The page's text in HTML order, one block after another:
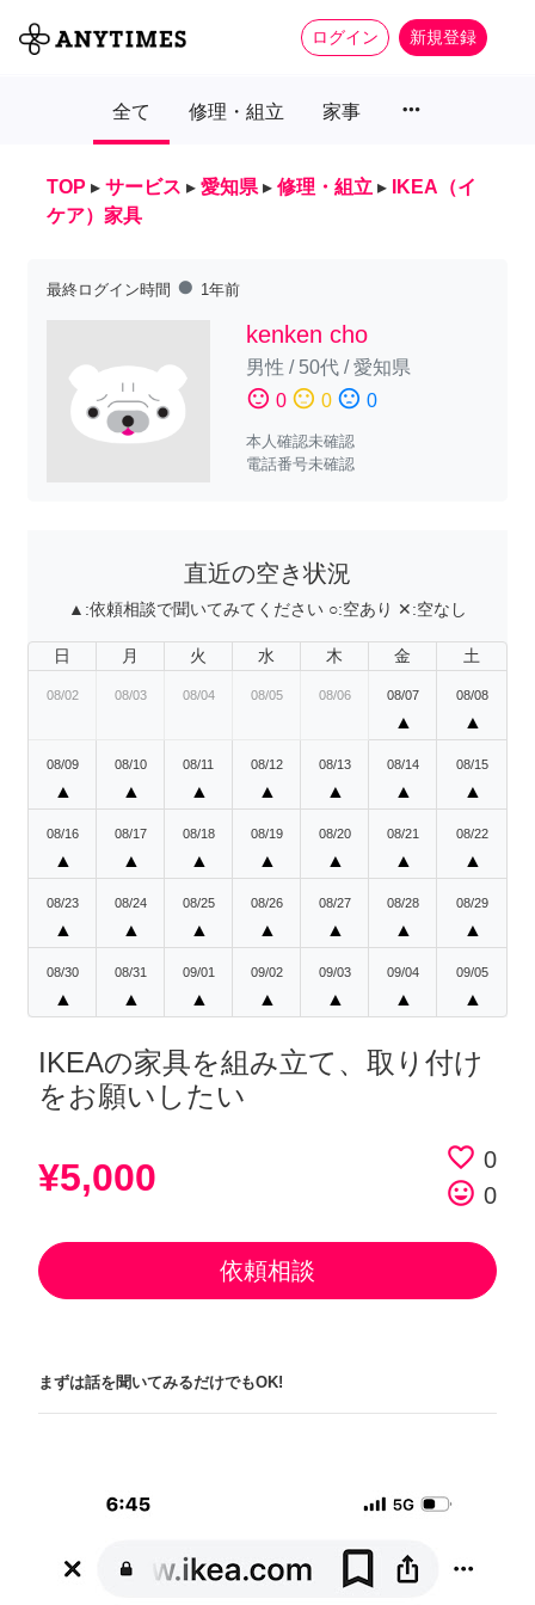
ログイン 新規登録
全て 修理・組立 家事 more_horiz
TOP ▸ サービス ▸ 愛知県 ▸ 修理・組立 ▸
IKEA（イ
ケア）家具
最終ログイン時間 fiber_manual_record 1年前
kenken cho
男性 / 50代/愛知県
sentiment_satisfied 0 sentiment_neutral 0 sentiment_dissatisfied 0
本人確認未確認
電話番号未確認
直近の空き状況
▲:依頼相談で聞いてみてください ○:空あり ✕:空なし
日 月 火 水 木 金 土
08/02 08/03 08/04 08/05 08/06 08/07
▲
08/08
▲
08/09
▲
08/10
▲
08/11
▲
08/12
▲
08/13
▲
08/14
▲
08/15
▲
08/16
▲
08/17
▲
08/18
▲
08/19
▲
08/20
▲
08/21
▲
08/22
▲
08/23
▲
08/24
▲
08/25
▲
08/26
▲
08/27
▲
08/28
▲
08/29
▲
08/30
▲
08/31
▲
09/01
▲
09/02
▲
09/03
▲
09/04
▲
09/05
▲
IKEAの家具を組み立て、取り付け
をお願いしたい
¥5,000 favorite_border 0
tag_faces 0
依頼相談
まずは話を聞いてみるだけでもOK!